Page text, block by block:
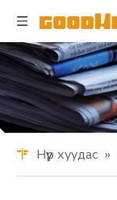
Нүүр хуудас »